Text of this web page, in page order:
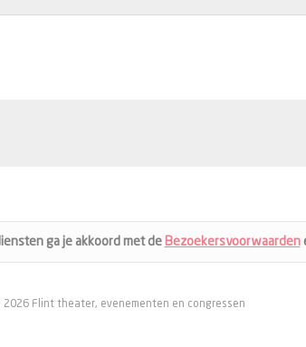
ga je akkoord met de Bezoekersvoorwaarden
2026 Flint theater, evenementen en congressen